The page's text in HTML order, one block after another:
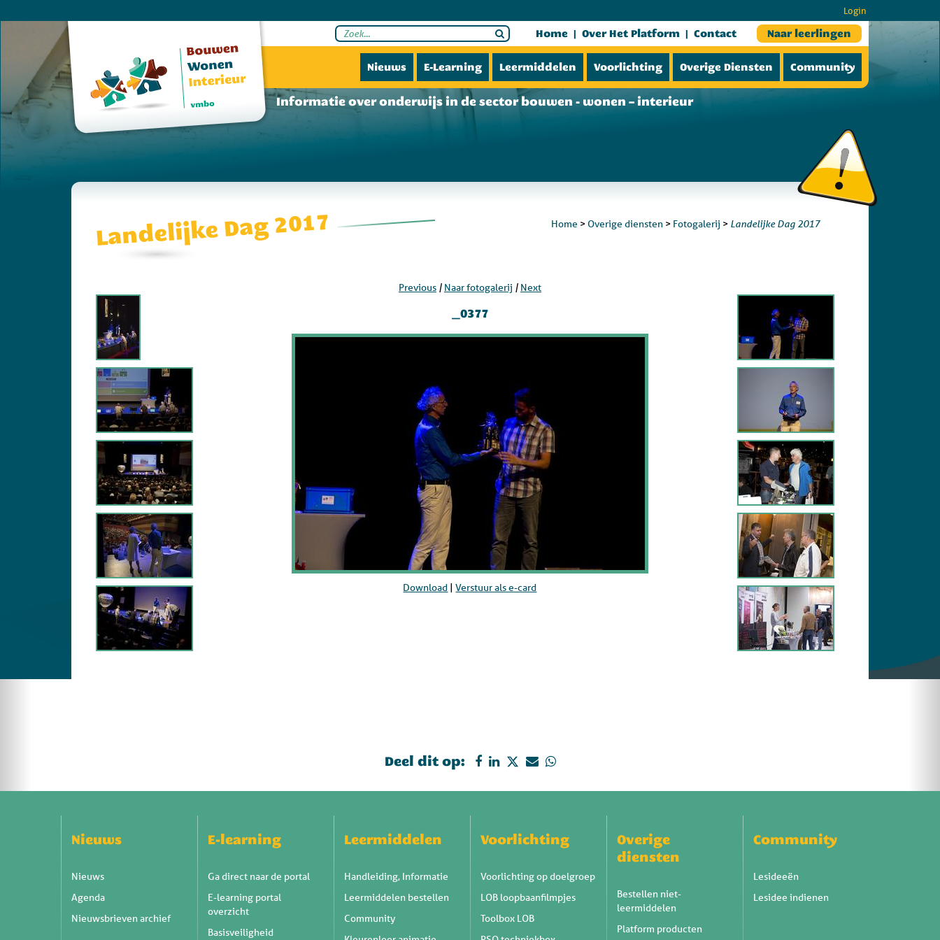
Login
Home Over Het Platform Contact Naar leerlingen
Nieuws E-Learning Leermiddelen Voorlichting Overige Diensten Community
Informatie over onderwijs in de sector bouwen - wonen – interieur
Landelijke Dag 2017 Home > Overige diensten > Fotogalerij > Landelijke Dag 2017
Previous | Naar fotogalerij | Next
_0377
Download |Verstuur als e-card
Deel dit op:
Nieuws
Nieuws
Agenda
Nieuwsbrieven archief
E-learning
Ga direct naar de portal
E-learning portal
overzicht
Basisveiligheid
Leermiddelen
Handleiding, Informatie
Leermiddelen bestellen
Community
Voorlichting
Voorlichting op doelgroep
LOB loopbaanfilmpjes
Toolbox LOB
Overige
diensten
Bestellen niet-
leermiddelen
Platform producten
Community
Lesideeën
Lesidee indienen